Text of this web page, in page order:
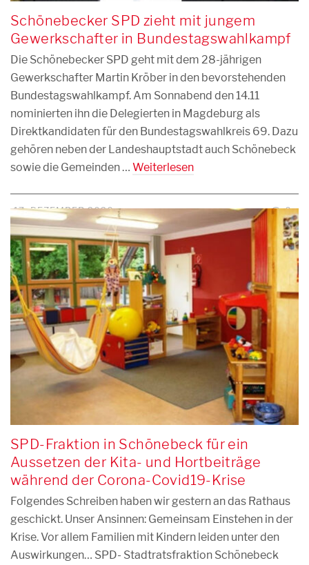
Schönebecker SPD zieht mit jungem
Gewerkschafter in Bundestagswahlkampf
Die Schönebecker SPD geht mit dem 28-jährigen
Gewerkschafter Martin Kröber in den bevorstehenden
Bundestagswahlkampf. Am Sonnabend den 14.11
nominierten ihn die Delegierten in Magdeburg als
Direktkandidaten für den Bundestagswahlkreis 69. Dazu
gehören neben der Landeshauptstadt auch Schönebeck
sowie die Gemeinden … Weiterlesen
17. DEZEMBER 2020 0
SPD-Fraktion in Schönebeck für ein
Aussetzen der Kita- und Hortbeiträge
während der Corona-Covid19-Krise
Folgendes Schreiben haben wir gestern an das Rathaus
geschickt. Unser Ansinnen: Gemeinsam Einstehen in der
Krise. Vor allem Familien mit Kindern leiden unter den
Auswirkungen… SPD- Stadtratsfraktion Schönebeck